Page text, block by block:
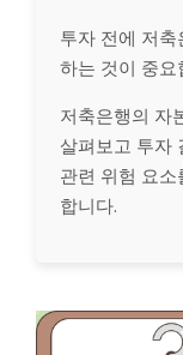
투자 전에 저
하는 것이 중요
저축은행의 자
살펴보고 투자
관련 위험 요
합니다.